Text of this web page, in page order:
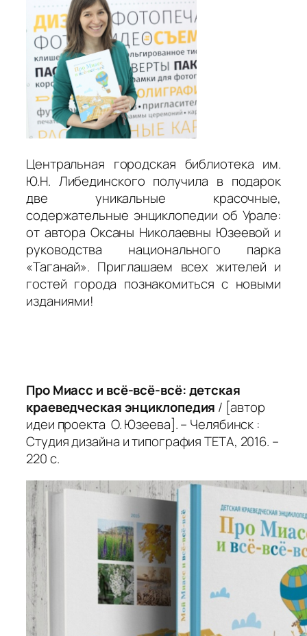
Центральная городская библиотека им.
Ю.Н. Либединского получила в подарок
две уникальные красочные,
содержательные энциклопедии об Урале:
от автора Оксаны Николаевны Юзеевой и
руководства национального парка
«Таганай». Приглашаем всех жителей и
гостей города познакомиться с новыми
изданиями!
Про Миасс и всё-всё-всё: детская
краеведческая энциклопедия / [автор
идеи проекта О. Юзеева]. – Челябинск :
Студия дизайна и типография ТЕТА, 2016. –
220 с.